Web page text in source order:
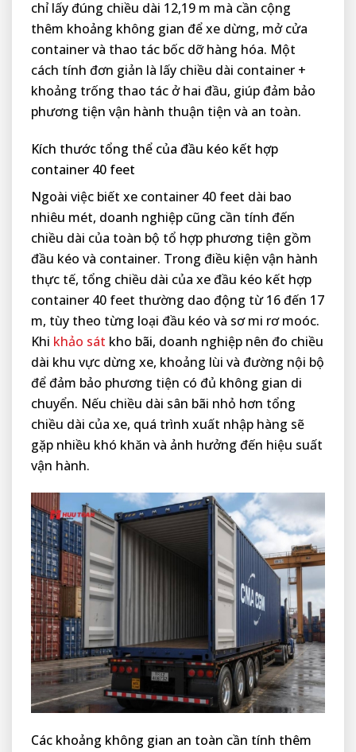
chỉ lấy đúng chiều dài 12,19 m mà cần cộng
thêm khoảng không gian để xe dừng, mở cửa
container và thao tác bốc dỡ hàng hóa. Một
cách tính đơn giản là lấy chiều dài container +
khoảng trống thao tác ở hai đầu, giúp đảm bảo
phương tiện vận hành thuận tiện và an toàn.
Kích thước tổng thể của đầu kéo kết hợp
container 40 feet
Ngoài việc biết xe container 40 feet dài bao
nhiêu mét, doanh nghiệp cũng cần tính đến
chiều dài của toàn bộ tổ hợp phương tiện gồm
đầu kéo và container. Trong điều kiện vận hành
thực tế, tổng chiều dài của xe đầu kéo kết hợp
container 40 feet thường dao động từ 16 đến 17
m, tùy theo từng loại đầu kéo và sơ mi rơ moóc.
Khi khảo sát kho bãi, doanh nghiệp nên đo chiều
dài khu vực dừng xe, khoảng lùi và đường nội bộ
để đảm bảo phương tiện có đủ không gian di
chuyển. Nếu chiều dài sân bãi nhỏ hơn tổng
chiều dài của xe, quá trình xuất nhập hàng sẽ
gặp nhiều khó khăn và ảnh hưởng đến hiệu suất
vận hành.
Các khoảng không gian an toàn cần tính thêm